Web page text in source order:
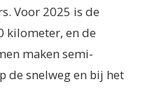
Voor 2025 is de
kilometer, en de
maken semi-
de snelweg en bij het